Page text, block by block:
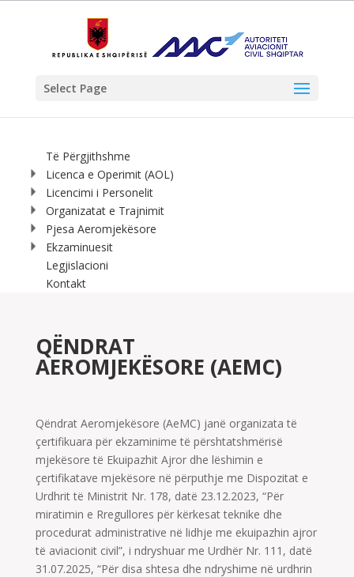
Select Page
Të Përgjithshme
Licenca e Operimit (AOL)
Licencimi i Personelit
Organizatat e Trajnimit
Pjesa Aeromjekësore
Ekzaminuesit
Legjislacioni
Kontakt
QËNDRAT
AEROMJEKËSORE (AEMC)
Qëndrat Aeromjekësore (AeMC) janë organizata të
çertifikuara për ekzaminime të përshtatshmërisë
mjekësore të Ekuipazhit Ajror dhe lëshimin e
çertifikatave mjekësore në përputhje me Dispozitat e
Urdhrit të Ministrit Nr. 178, datë 23.12.2023, “Për
miratimin e Rregullores për kërkesat teknike dhe
procedurat administrative në lidhje me ekuipazhin ajror
të aviacionit civil”, i ndryshuar me Urdhër Nr. 111, datë
31.07.2025, “Për disa shtesa dhe ndryshime në urdhrin